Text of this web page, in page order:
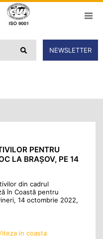
NEWSLETTER
PENTRU
LA BRAŞOV, PE 14
din cadrul
în Coastă pentru
14 octombrie 2022,
in coasta